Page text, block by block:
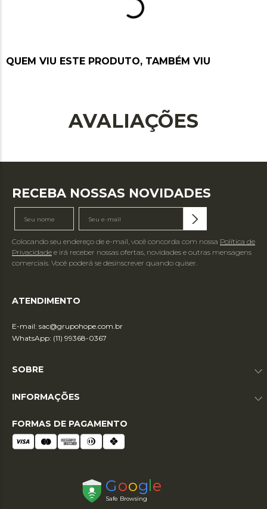
tambor, secagem na horizontal à sombra, não
passar ou utilizar vaporização, não limpar a
QUEM VIU ESTE PRODUTO, TAMBÉM VIU
AVALIAÇÕES
RECEBA NOSSAS NOVIDADES
Colocando seu endereço de e-mail, você concorda com nossa Política de
Privacidade e irá receber nossas ofertas, novidades e outras mensagens
comerciais. Você poderá se desinscrever quando quiser.
ATENDIMENTO
E-mail: sac@grupohope.com.br
WhatsApp: (11) 99368-0367
SOBRE
INFORMAÇÕES
FORMAS DE PAGAMENTO